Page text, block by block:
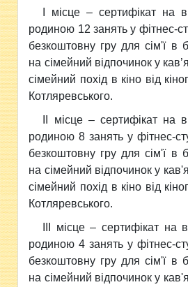
І місце – сертифікат на
родиною 12 занять у фітнес-
безкоштовну гру для сім'ї в
на сімейний відпочинок у
сімейний похід в кіно від
Котляревського.
ІІ місце – сертифікат на
родиною 8 занять у фітнес-
безкоштовну гру для сім'ї в
на сімейний відпочинок у
сімейний похід в кіно від
Котляревського.
ІІІ місце – сертифікат на
родиною 4 занять у фітнес-
безкоштовну гру для сім'ї в
на сімейний відпочинок у